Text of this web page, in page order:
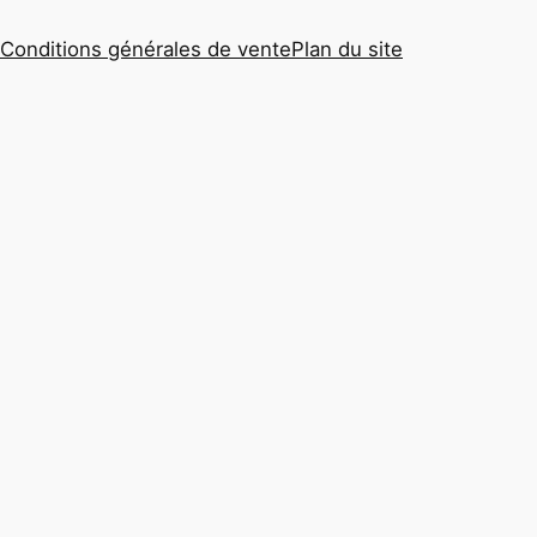
Conditions générales de ventePlan du site